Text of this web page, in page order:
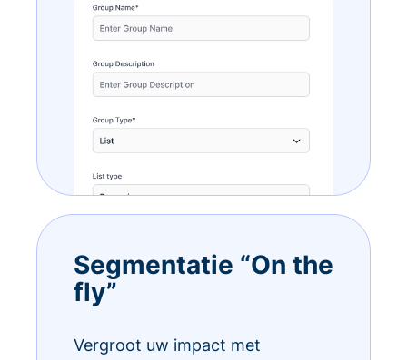
Segmentatie “On the
fly”
Vergroot uw impact met